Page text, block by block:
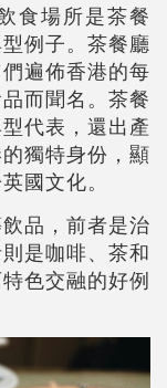
食場所是茶餐
例子。茶餐廳
遍佈香港的每
而聞名。茶餐
代表，還出產
獨特身份，顯
國文化。
品，前者是治
是咖啡、茶和
色交融的好例